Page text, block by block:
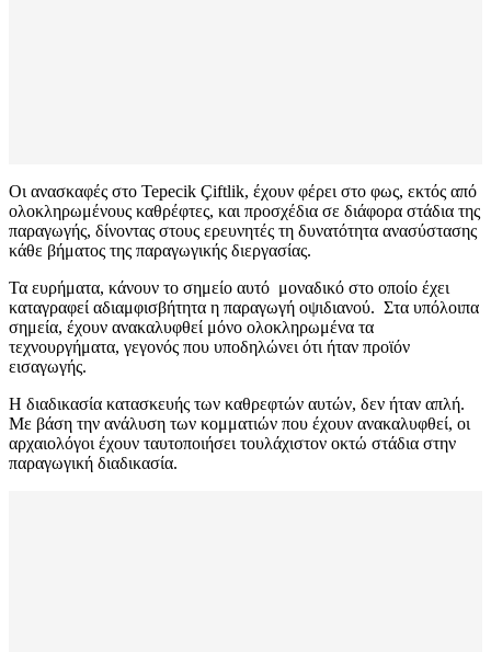
Οι ανασκαφές στο Tepecik Çiftlik, έχουν φέρει στο φως, εκτός από
ολοκληρωμένους καθρέφτες, και προσχέδια σε διάφορα στάδια της
παραγωγής, δίνοντας στους ερευνητές τη δυνατότητα ανασύστασης
κάθε βήματος της παραγωγικής διεργασίας.
Τα ευρήματα, κάνουν το σημείο αυτό μοναδικό στο οποίο έχει
καταγραφεί αδιαμφισβήτητα η παραγωγή οψιδιανού. Στα υπόλοιπα
σημεία, έχουν ανακαλυφθεί μόνο ολοκληρωμένα τα
τεχνουργήματα, γεγονός που υποδηλώνει ότι ήταν προϊόν
εισαγωγής.
Η διαδικασία κατασκευής των καθρεφτών αυτών, δεν ήταν απλή.
Με βάση την ανάλυση των κομματιών που έχουν ανακαλυφθεί, οι
αρχαιολόγοι έχουν ταυτοποιήσει τουλάχιστον οκτώ στάδια στην
παραγωγική διαδικασία.